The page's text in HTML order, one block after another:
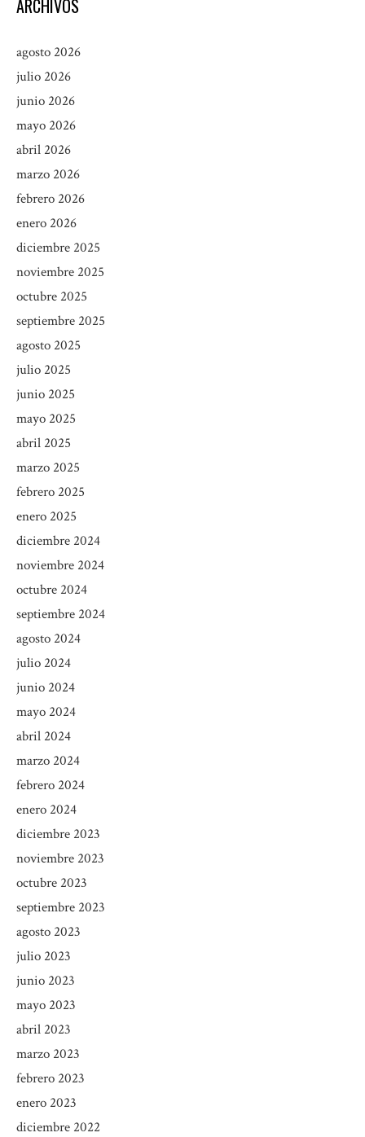
ARCHIVOS
agosto 2026
julio 2026
junio 2026
mayo 2026
abril 2026
marzo 2026
febrero 2026
enero 2026
diciembre 2025
noviembre 2025
octubre 2025
septiembre 2025
agosto 2025
julio 2025
junio 2025
mayo 2025
abril 2025
marzo 2025
febrero 2025
enero 2025
diciembre 2024
noviembre 2024
octubre 2024
septiembre 2024
agosto 2024
julio 2024
junio 2024
mayo 2024
abril 2024
marzo 2024
febrero 2024
enero 2024
diciembre 2023
noviembre 2023
octubre 2023
septiembre 2023
agosto 2023
julio 2023
junio 2023
mayo 2023
abril 2023
marzo 2023
febrero 2023
enero 2023
diciembre 2022